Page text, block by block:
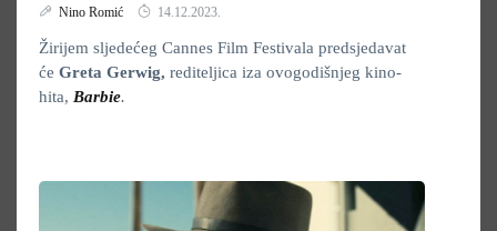
Nino Romić 14.12.2023.
Žirijem sljedećeg Cannes Film Festivala predsjedavat
će Greta Gerwig, rediteljica iza ovogodišnjeg kino-
hita, Barbie.